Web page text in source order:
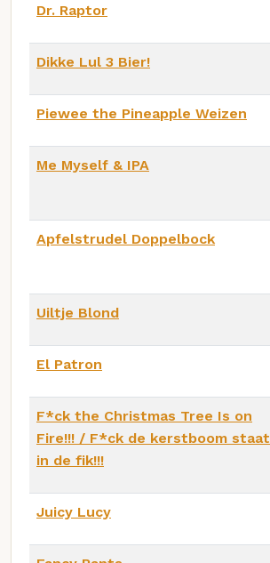
Dr. Raptor
Dikke Lul 3 Bier!
Piewee the Pineapple Weizen
Me Myself & IPA
Apfelstrudel Doppelbock
Uiltje Blond
El Patron
F*ck the Christmas Tree Is on
Fire!!! / F*ck de kerstboom staat
in de fik!!!
Juicy Lucy